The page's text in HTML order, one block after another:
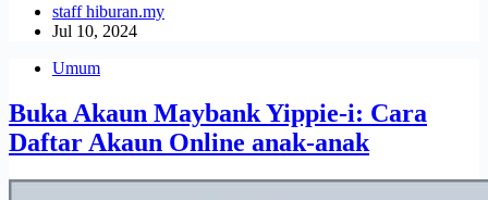
staff hiburan.my
Jul 10, 2024
Umum
Buka Akaun Maybank Yippie-i: Cara
Daftar Akaun Online anak-anak